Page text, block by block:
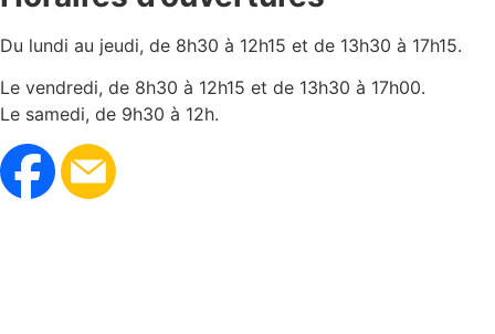
Du lundi au jeudi, de 8h30 à 12h15 et de 13h30 à 17h15.
Le vendredi, de 8h30 à 12h15 et de 13h30 à 17h00.
Le samedi, de 9h30 à 12h.